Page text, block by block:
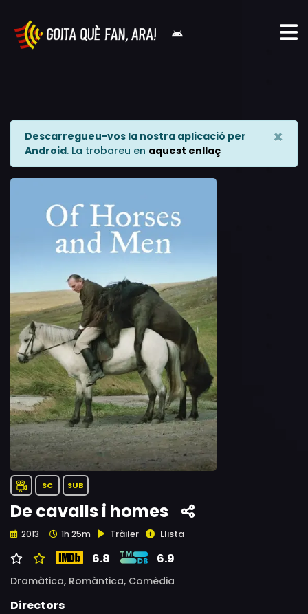
Descarregueu-vos la nostra aplicació per
Android. La trobareu en aquest enllaç
×
SC SUB
De cavalls i homes
2013 1h 25m Tràiler Llista
6.8 6.9
Dramàtica, Romàntica, Comèdia
Directors